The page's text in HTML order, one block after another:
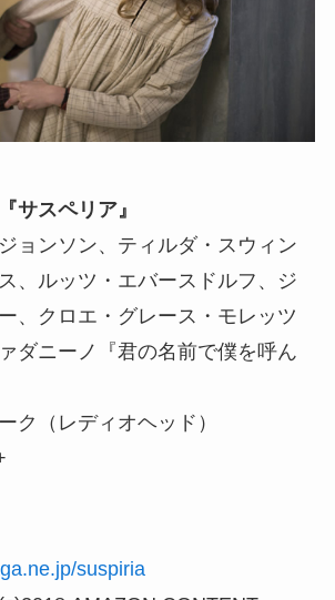
サスペリア』
ョンソン、ティルダ・スウィン
、ルッツ・エバースドルフ、ジ
、クロエ・グレース・モレッツ
ダニーノ『君の名前で僕を呼ん
ク（レディオヘッド）
suspiria